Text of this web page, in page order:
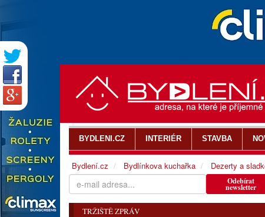
Odebírat
newsletter
TRŽIŠTĚ ZPRÁV
BYDLENI.CZ INTERIÉR STAVBA
Bydlení.cz Bydlínkova kuchařka Dezerty a